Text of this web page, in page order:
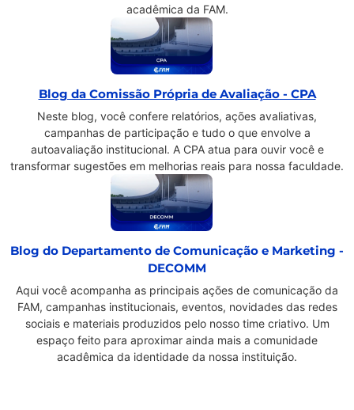
acadêmica da FAM.
Blog da Comissão Própria de Avaliação - CPA
Neste blog, você confere relatórios, ações avaliativas,
campanhas de participação e tudo o que envolve a
autoavaliação institucional. A CPA atua para ouvir você e
transformar sugestões em melhorias reais para nossa faculdade.
Blog do Departamento de Comunicação e Marketing -
DECOMM
Aqui você acompanha as principais ações de comunicação da
FAM, campanhas institucionais, eventos, novidades das redes
sociais e materiais produzidos pelo nosso time criativo. Um
espaço feito para aproximar ainda mais a comunidade
acadêmica da identidade da nossa instituição.